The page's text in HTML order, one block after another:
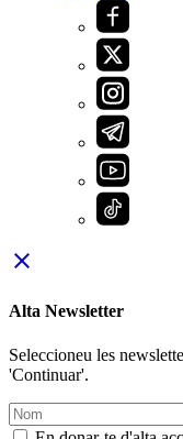
close
Alta Newsletter
Seleccioneu les
'Continuar'.